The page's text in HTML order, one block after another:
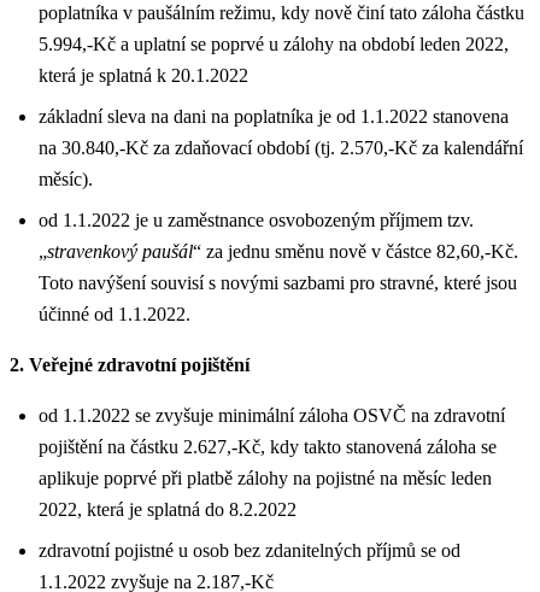
poplatníka v paušálním režimu, kdy nově činí tato záloha částku
5.994,-Kč a uplatní se poprvé u zálohy na období leden 2022,
která je splatná k 20.1.2022
základní sleva na dani na poplatníka je od 1.1.2022 stanovena
na 30.840,-Kč za zdaňovací období (tj. 2.570,-Kč za kalendářní
měsíc).
od 1.1.2022 je u zaměstnance osvobozeným příjmem tzv.
„stravenkový paušál“ za jednu směnu nově v částce 82,60,-Kč.
Toto navýšení souvisí s novými sazbami pro stravné, které jsou
účinné od 1.1.2022.
2. Veřejné zdravotní pojištění
od 1.1.2022 se zvyšuje minimální záloha OSVČ na zdravotní
pojištění na částku 2.627,-Kč, kdy takto stanovená záloha se
aplikuje poprvé při platbě zálohy na pojistné na měsíc leden
2022, která je splatná do 8.2.2022
zdravotní pojistné u osob bez zdanitelných příjmů se od
1.1.2022 zvyšuje na 2.187,-Kč